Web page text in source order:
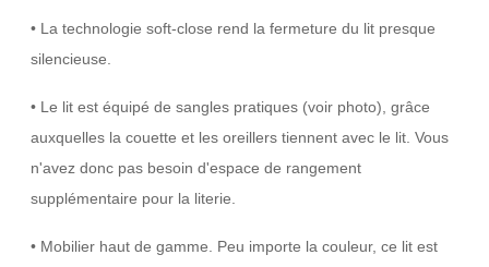
• La technologie soft-close rend la fermeture du lit presque
silencieuse.
• Le lit est équipé de sangles pratiques (voir photo), grâce
auxquelles la couette et les oreillers tiennent avec le lit. Vous
n'avez donc pas besoin d'espace de rangement
supplémentaire pour la literie.
• Mobilier haut de gamme. Peu importe la couleur, ce lit est